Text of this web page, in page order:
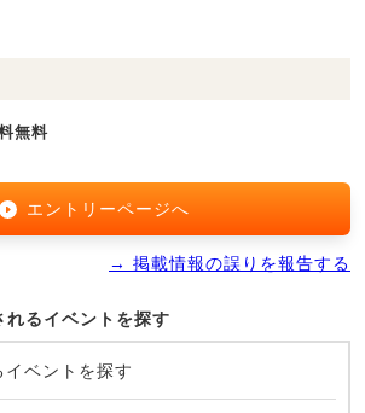
無料
エントリーページへ
→ 掲載情報の誤りを報告する
れるイベントを探す
ベントを探す